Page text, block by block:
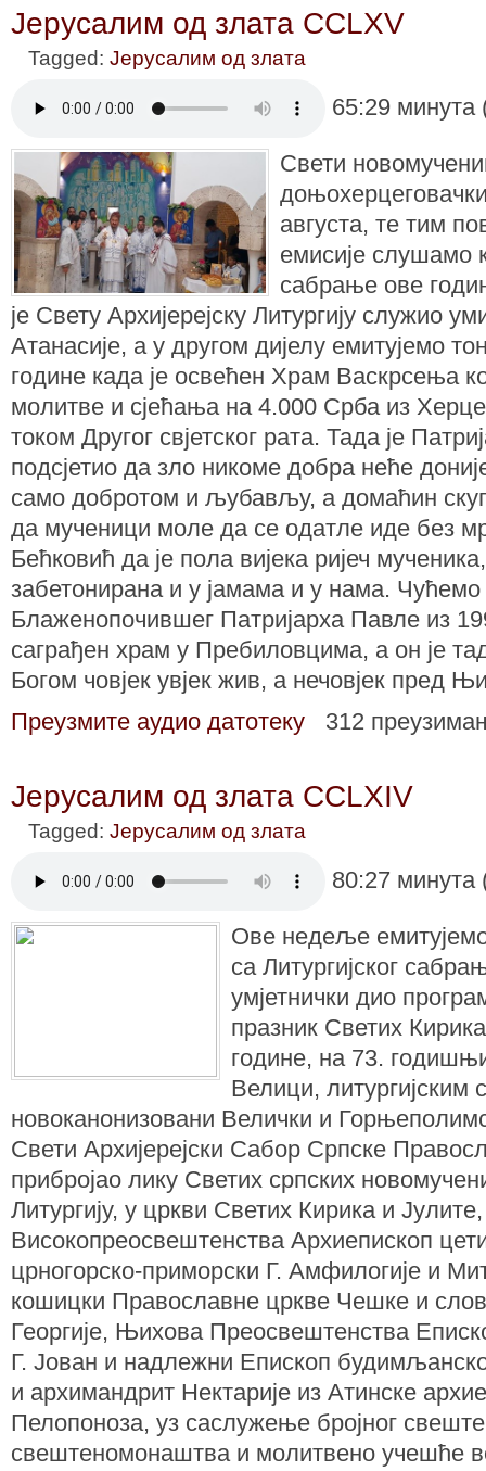
Јерусалим од злата CCLXV
Tagged: Јерусалим од злата
65:29
Свети
августа, те тим
емисије слушамо
сабрање ове
је Свету Архијерејску Литургију служио
Атанасије, а у другом дијелу емитујемо
године када је освећен Храм Васкрсења
молитве и сјећања на 4.000 Срба из
током Другог свјетског рата. Тада је
подсјетио да зло никоме добра неће
само добротом и љубављу, а домаћин
да мученици моле да се одатле иде без
Бећковић да је пола вијека ријеч
забетонирана и у јамама и у нама. Чућемо
Блаженопочившег Патријарха Павле из
саграђен храм у Пребиловцима, а он је
Богом човјек увјек жив, а нечовјек пред
Преузмите аудио датотеку
312
Јерусалим од злата CCLXIV
Tagged: Јерусалим од злата
80:27
Ове недеље
са Литургијског
умјетнички дио
празник Светих
године, на 73.
Велици,
новоканонизовани Велички и
Свети Архијерејски Сабор Српске
прибројао лику Светих српских
Литургију, у цркви Светих Кирика и
Високопреосвештенства Архиепископ
црногорско-приморски Г. Амфилогије и
кошицки Православне цркве Чешке и
Георгије, Њихова Преосвештенства
Г. Јован и надлежни Епископ
и архимандрит Нектарије из Атинске
Пелопоноза, уз саслужење бројног
свештеномонаштва и молитвено учешће